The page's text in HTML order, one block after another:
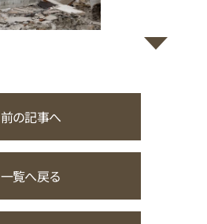
前の記事へ
一覧へ戻る